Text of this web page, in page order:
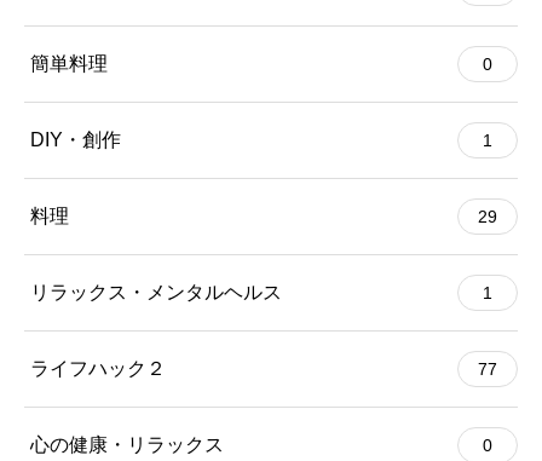
簡単料理 0
DIY・創作 1
料理 29
リラックス・メンタルヘルス 1
ライフハック２ 77
心の健康・リラックス 0